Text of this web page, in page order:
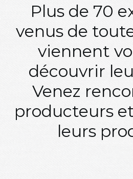
Plus de 70
venus de
viennent
découvrir
Venez
producteurs
leurs